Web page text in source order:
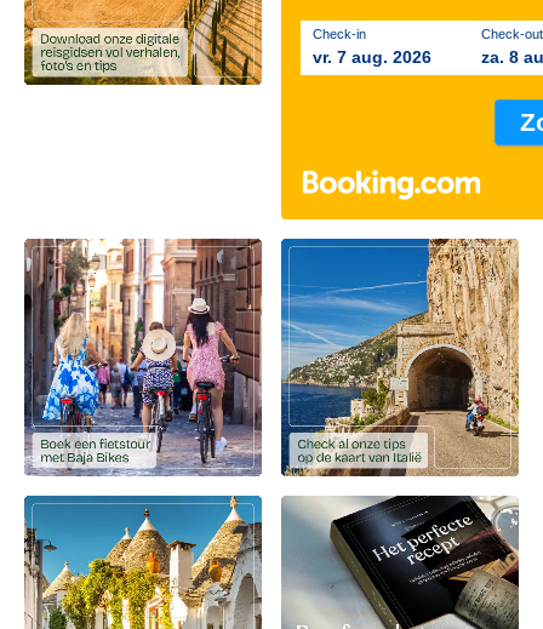
Check-in
vr. 7 aug. 2026
Check-out
za. 8